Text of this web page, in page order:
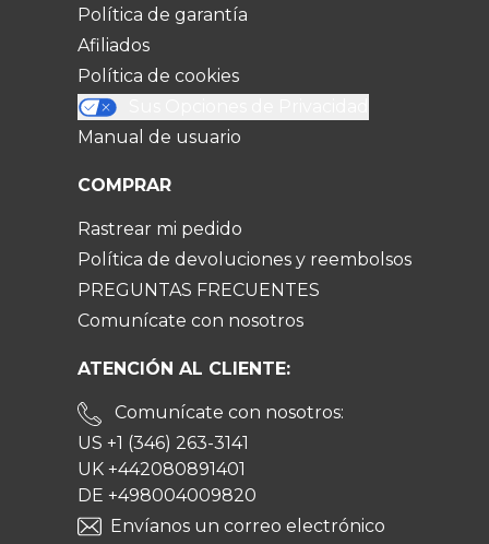
Política de garantía
Afiliados
Política de cookies
Manual de usuario
COMPRAR
Rastrear mi pedido
Política de devoluciones y reembolsos
PREGUNTAS FRECUENTES
Comunícate con nosotros
ATENCIÓN AL CLIENTE:
Comunícate con nosotros:
US +1 (346) 263-3141
UK +442080891401
DE +498004009820
Envíanos un correo electrónico